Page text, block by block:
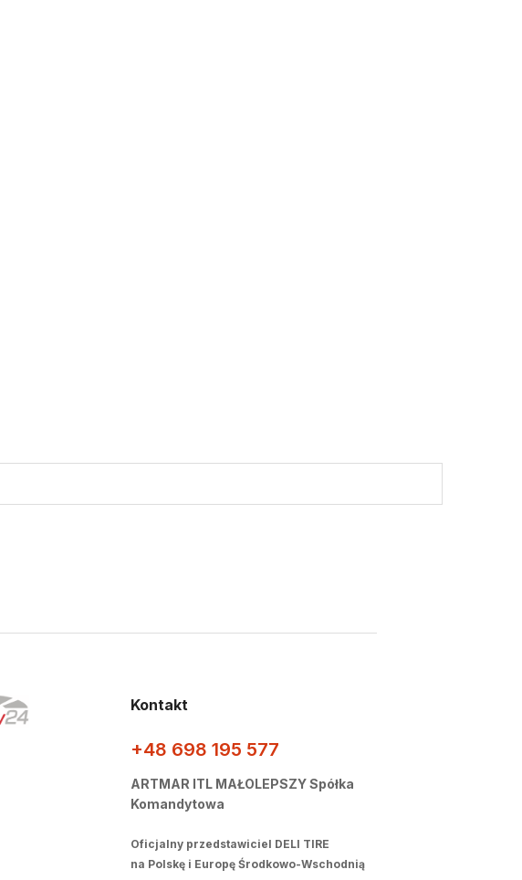
Kontakt
+48 698 195 577
ARTMAR ITL MAŁOLEPSZY Spółka
Komandytowa
Oficjalny przedstawiciel DELI TIRE
na Polskę i Europę Środkowo-Wschodnią